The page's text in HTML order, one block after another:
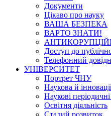
Документи
Цікаво про науку
ВАША БЕЗПЕКА
ВАРТО ЗНАТИ!
Доступ до
Телефонний
УНІВЕРСИТЕТ
Портрет ЧНУ
Наукова й
Наукові
Освітня діяльність
Сталий розвиток